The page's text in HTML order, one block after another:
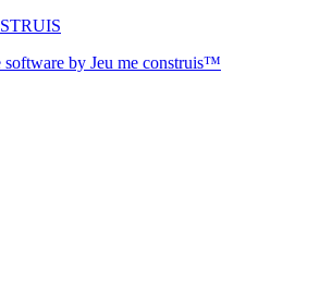
by Jeu me construis™